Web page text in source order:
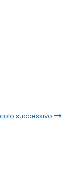
successivo